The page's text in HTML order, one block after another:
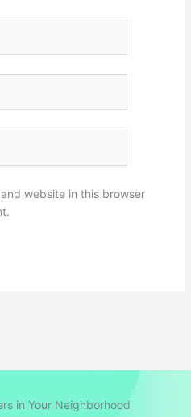
website in this browser
in Your Neighborhood